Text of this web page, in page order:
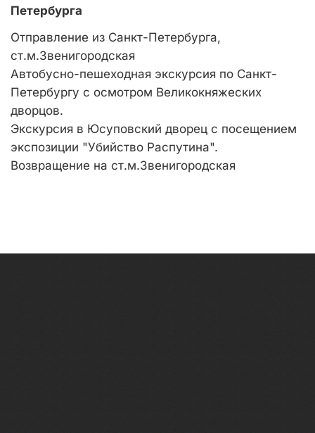
Петербурга
Отправление из Санкт-Петербурга,
ст.м.Звенигородская
Автобусно-пешеходная экскурсия по Санкт-
Петербургу с осмотром Великокняжеских
дворцов.
Экскурсия в Юсуповский дворец с посещением
экспозиции "Убийство Распутина".
Возвращение на ст.м.Звенигородская